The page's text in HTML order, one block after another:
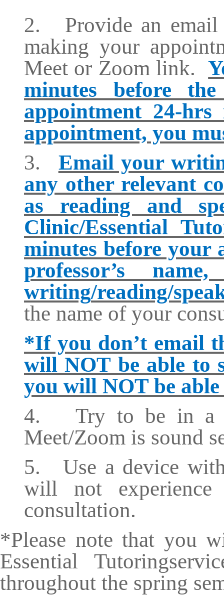
2.
Provide an
making your
Meet or Zoom link.
minutes before
appointment 24-
appointment, you
3.
Email your
any other relevant
as reading and
Clinic/Essential
minutes before your
professor’s
writing/reading/
the name of your
*If you don’t email
will NOT be able to
you will NOT be
4.
Try to be in a
Meet/Zoom is sound
5.
Use a device
will not
consultation.
*Please note that you
Essential Tutoring
throughout the spring